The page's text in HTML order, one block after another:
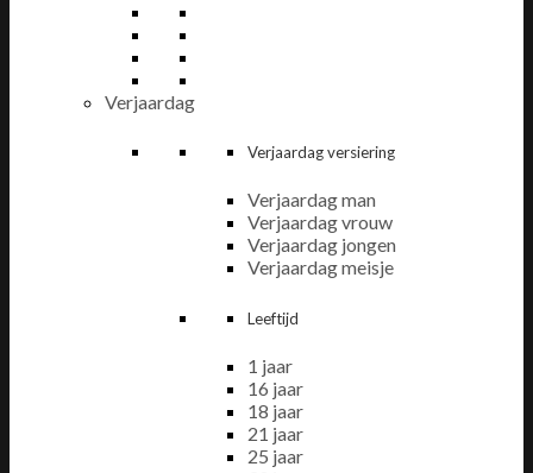
Verjaardag
Verjaardag versiering
Verjaardag man
Verjaardag vrouw
Verjaardag jongen
Verjaardag meisje
Leeftijd
1 jaar
16 jaar
18 jaar
21 jaar
25 jaar